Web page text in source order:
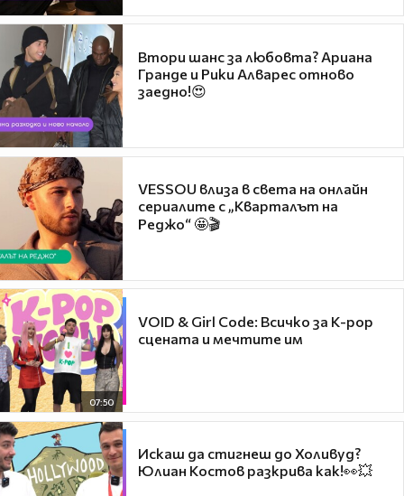
Втори шанс за любовта? Ариана
Гранде и Рики Алварес отново
заедно!😍
VESSOU влиза в света на онлайн
сериалите с „Кварталът на
Реджо“ 🤩🎬
07:50
VOID & Girl Code: Всичко за K-pop
сцената и мечтите им
Искаш да стигнеш до Холивуд?
Юлиан Костов разкрива как!👀💥